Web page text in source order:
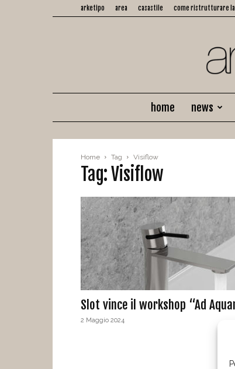
arketipo area casastile come ristrutturare la
home news
Home Tag Visiflow
Tag: Visiflow
Slot vince il workshop “Ad
2 Maggio 2024